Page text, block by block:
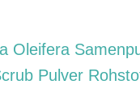
Oleifera
Pulver